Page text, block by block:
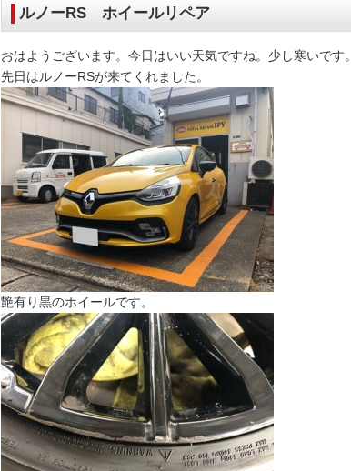
ルノーRS ホイールリペア
おはようございます。今日はいい天気ですね。少し寒いです。
先日はルノーRSが来てくれました。
艶有り黒のホイールです。